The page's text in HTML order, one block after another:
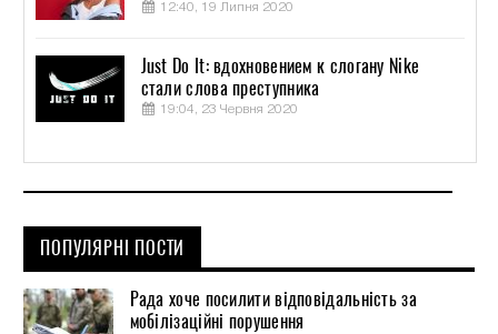
12:40, 19 Липня 2020
Just Do It: вдохновением к слогану Nike
стали слова преступника
19:04, 23 Червня 2020
ПОПУЛЯРНІ ПОСТИ
Рада хоче посилити відповідальність за
мобілізаційні порушення